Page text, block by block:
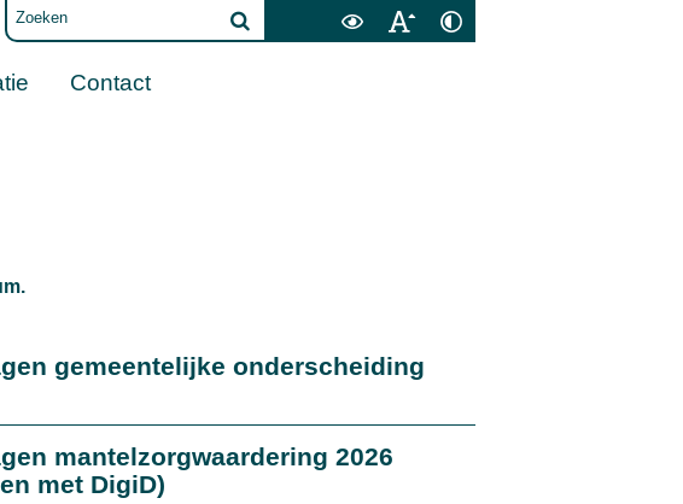
Contact
gemeentelijke onderscheiding
mantelzorgwaardering 2026
met DigiD)